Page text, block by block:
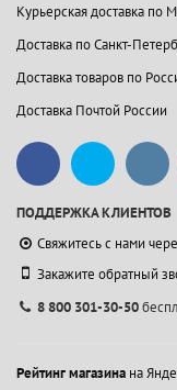
Курьерская доставка по
Доставка по Санкт-
Доставка товаров по
Доставка Почтой России
ПОДДЕРЖКА КЛИЕНТОВ
Свяжитесь с нами
Закажите обратный
8 800 301-30-50
Рейтинг магазина на